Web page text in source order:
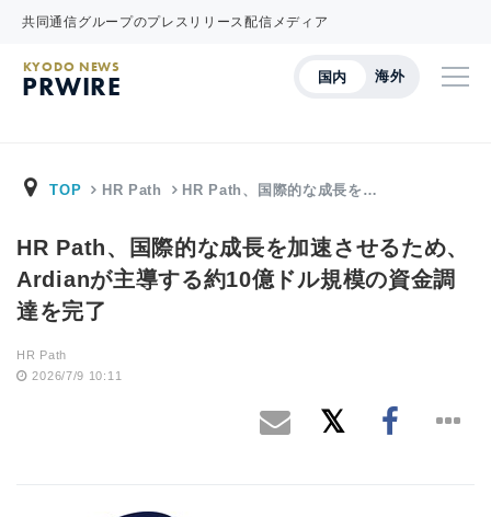
共同通信グループのプレスリリース配信メディア
国内 海外
KYODO NEWS
PRWIRE
TOP HR Path HR Path、国際的な成長を…
HR Path、国際的な成長を加速させるため、
Ardianが主導する約10億ドル規模の資金調
達を完了
HR Path
2026/7/9 10:11